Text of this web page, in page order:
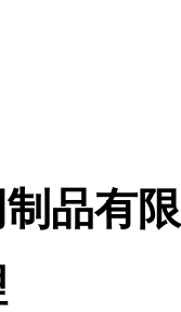
品有